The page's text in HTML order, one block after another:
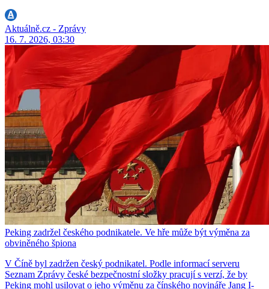
Aktuálně.cz - Zprávy
16. 7. 2026, 03:30
Peking zadržel českého podnikatele. Ve hře může být výměna za
obviněného špiona
V Číně byl zadržen český podnikatel. Podle informací serveru
Seznam Zprávy české bezpečnostní složky pracují s verzí, že by
Peking mohl usilovat o jeho výměnu za čínského novináře Jang I-